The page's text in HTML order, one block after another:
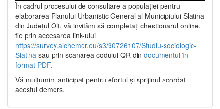
În cadrul procesului de consultare a populaţiei pentru
elaborarea Planului Urbanistic General al Municipiului Slatina
din Județul Olt, vă invităm să completați chestionarul online,
fie prin accesarea link-ului
https://survey.alchemer.eu/s3/90726107/Studiu-sociologic-
Slatina sau prin scanarea codului QR din documentul în
format PDF.
Vă mulţumim anticipat pentru efortul şi sprijinul acordat
acestui demers.